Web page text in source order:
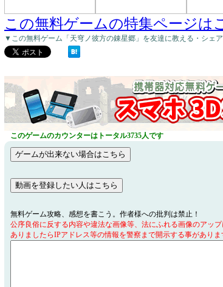
この無料ゲームの特集ページは
▼この無料ゲーム「天穹ノ彼方の錬星郷」を友達に教える・シェ
このゲームのカウンターはトータル3735人です
無料ゲーム攻略、感想を書こう。作者様への批判は禁止！
公序良俗に反する内容や違法な画像等、法にふれる画像のアッ
ありましたらIPアドレス等の情報を警察まで開示する事がありま